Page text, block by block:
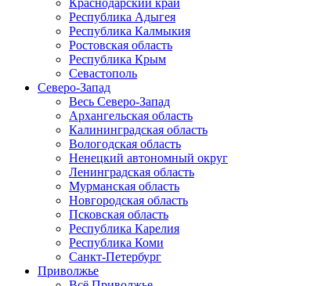
Краснодарский край
Республика Адыгея
Республика Калмыкия
Ростовская область
Республика Крым
Севастополь
Северо-Запад
Весь Северо-Запад
Архангельская область
Калининградская область
Вологодская область
Ненецкий автономный округ
Ленинградская область
Мурманская область
Новгородская область
Псковская область
Республика Карелия
Республика Коми
Санкт-Петербург
Приволжье